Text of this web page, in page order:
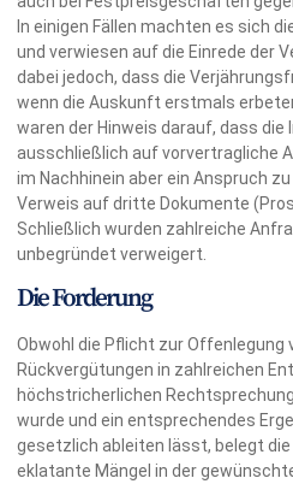
In einigen Fällen machten es sich
und verwiesen auf die Einrede der
dabei jedoch, dass die
wenn die Auskunft erstmals
waren der Hinweis darauf, dass
ausschließlich auf vorvertragliche
im Nachhinein aber ein Anspruch
Verweis auf dritte Dokumente
Schließlich wurden zahlreiche
unbegründet verweigert.
Die Forderung
Obwohl die Pflicht zur Offenlegung
Rückvergütungen in zahlreichen
höchstricherlichen
wurde und ein entsprechendes
gesetzlich ableiten lässt, belegt
eklatante Mängel in der